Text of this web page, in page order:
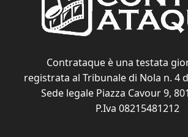
Contrataque è una testata
registrata al Tribunale di Nola n. 4
Sede legale Piazza Cavour 9,
P.Iva 08215481212